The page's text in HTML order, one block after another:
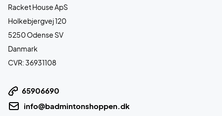
Racket House ApS
Holkebjergvej 120
5250 Odense SV
Danmark
CVR: 36931108
65906690
info@badmintonshoppen.dk